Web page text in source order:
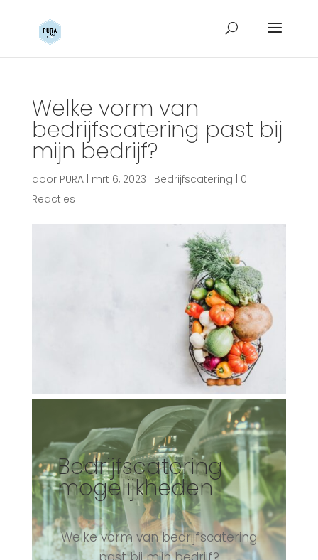
Welke vorm van
bedrijfscatering past bij
mijn bedrijf?
door PURA| mrt 6, 2023 Bedrijfscatering
0
Reacties
Bedrijfscatering
mogelijkheden
Welke vorm van bedrijfscatering